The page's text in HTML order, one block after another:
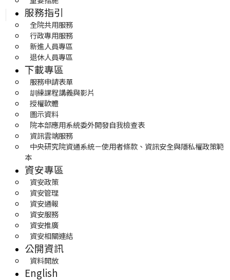
服務指引
全院共用服務
行政專用服務
新進人員專區
退休人員專區
下載專區
服務申請表單
訓練課程講義與影片
授權軟體
圖示資料
院本部應用系統委外開發自我檢查表
資訊雲端服務
中央研究院資通系統－使用者條款、資訊安全與隱私權政策範
本
資安專區
資安政策
資安管理
資安通報
資安服務
資安推廣
資安相關連結
公開資訊
資料開放
English